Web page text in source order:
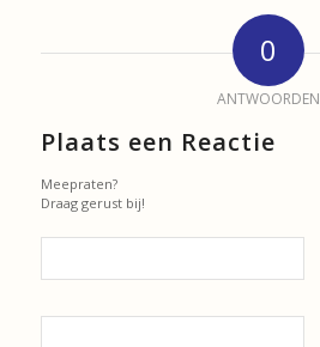
0
ANTWOORDEN
Plaats een Reactie
Meepraten?
Draag gerust bij!